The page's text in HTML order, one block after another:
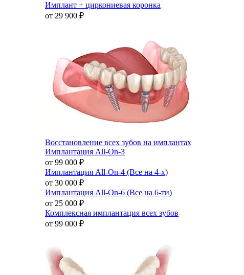
Имплант + циркониевая коронка
от 29 900 ₽
Восстановление всех зубов на имплантах
Имплантация All-On-3
от 99 000 ₽
Имплантация All-On-4 (Все на 4-х)
от 30 000 ₽
Имплантация All-On-6 (Все на 6-ти)
от 25 000 ₽
Комплексная имплантация всех зубов
от 99 000 ₽